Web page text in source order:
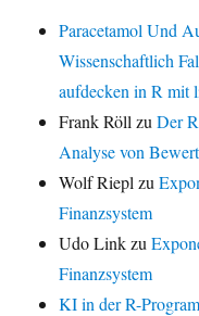
Paracetamol Und
Wissenschaftlich
aufdecken in R mit
Frank Röll zuDer
Analyse von
Wolf Riepl zu
Finanzsystem
Udo Linkzu
Finanzsystem
KI in der R-